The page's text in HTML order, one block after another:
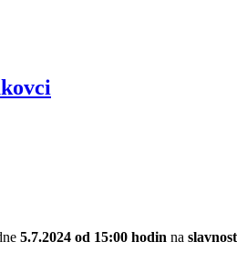
5.7.2024 od 15:00 hodin na